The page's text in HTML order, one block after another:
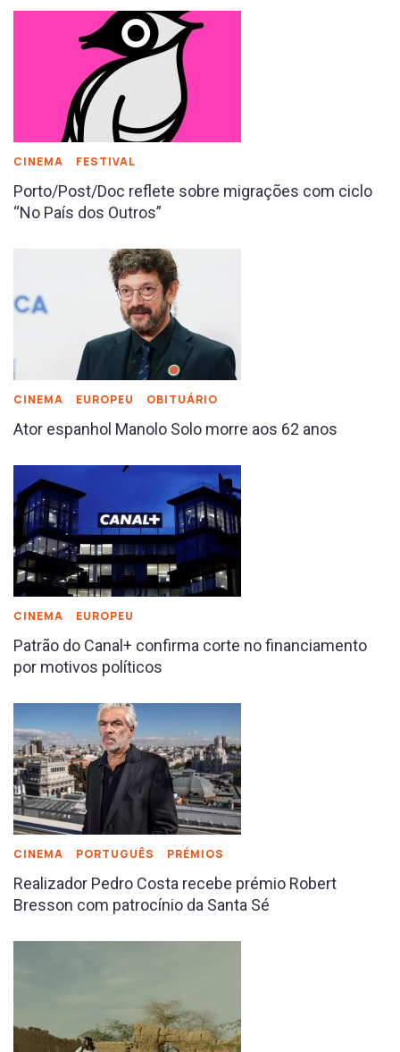
CINEMA FESTIVAL
Porto/Post/Doc reflete sobre migrações com ciclo
“No País dos Outros”
CINEMA EUROPEU OBITUÁRIO
Ator espanhol Manolo Solo morre aos 62 anos
CINEMA EUROPEU
Patrão do Canal+ confirma corte no financiamento
por motivos políticos
CINEMA PORTUGUÊS PRÉMIOS
Realizador Pedro Costa recebe prémio Robert
Bresson com patrocínio da Santa Sé